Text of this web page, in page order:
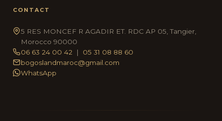
CONTACT
5 RES MONCEF R AGADIR ET. RDC AP 05, Tangier,
Morocco 90000
06 63 24 00 42 | 05 31 08 88 60
bogoslandmaroc@gmail.com
WhatsApp